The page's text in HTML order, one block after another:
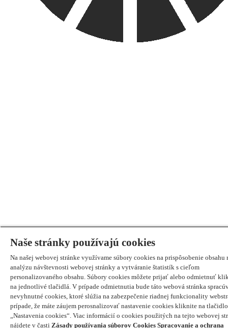
Naše stránky používajú cookies
Na našej webovej stránke využívame súbory cookies na prispôsobenie obsahu
analýzu návštevnosti webovej stránky a vytváranie štatistík s cieľom
personalizovaného obsahu. Súbory cookies môžete prijať alebo odmietnuť
na jednotlivé tlačidlá. V prípade odmietnutia bude táto webová stránka
nevyhnutné cookies, ktoré slúžia na zabezpečenie riadnej funkcionality
prípade, že máte záujem perosnalizovať nastavenie cookies kliknite na tlačidlo
„Nastavenia cookies“. Viac informácií o cookies použitých na tejto webovej
nájdete v časti Zásady používania súborov Cookies Spracovanie a ochrana